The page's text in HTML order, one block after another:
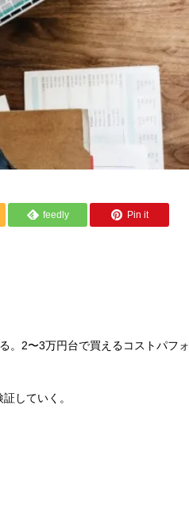
feedly Pin it
。2〜3万円台で買えるコストパフォ
していく。